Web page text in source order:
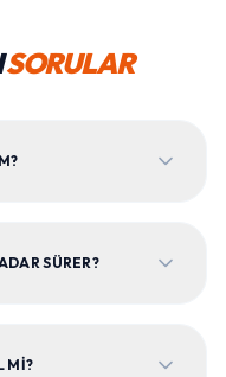
SORULAR
SÜRER?
MI?